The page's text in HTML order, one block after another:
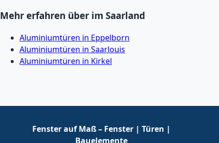
Mehr erfahren über im Saarland
Aluminiumtüren in Eppelborn
Aluminiumtüren in Saarlouis
Aluminiumtüren in Kirkel
Fenster auf Maß – Fenster | Türen |
Bauelemente